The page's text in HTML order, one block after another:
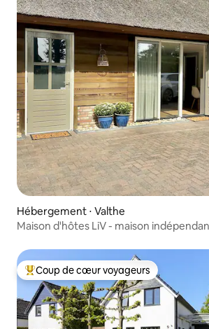
Hébergement ⋅ Valthe
Maison d'hôtes LiV - maison
Coups de cœur voyageurs les plus
Coup de cœur voyageurs